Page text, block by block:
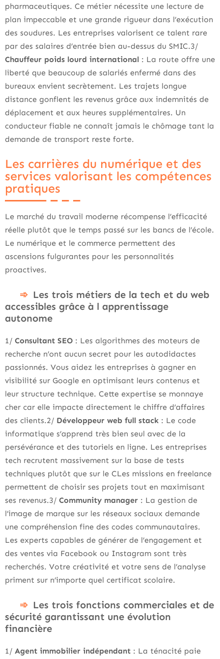
pharmaceutiques. Ce métier nécessite une lecture de
plan impeccable et une grande rigueur dans l’exécution
des soudures. Les entreprises valorisent ce talent rare
par des salaires d’entrée bien au-dessus du SMIC.3/
Chauffeur poids lourd international : La route offre une
liberté que beaucoup de salariés enfermé dans des
bureaux envient secrètement. Les trajets longue
distance gonflent les revenus grâce aux indemnités de
déplacement et aux heures supplémentaires. Un
conducteur fiable ne connaît jamais le chômage tant la
demande de transport reste forte.
Les carrières du numérique et des
services valorisant les compétences
pratiques
Le marché du travail moderne récompense l’efficacité
réelle plutôt que le temps passé sur les bancs de l’école.
Le numérique et le commerce permettent des
ascensions fulgurantes pour les personnalités
proactives.
Les trois métiers de la tech et du web
accessibles grâce à l apprentissage
autonome
1/ Consultant SEO : Les algorithmes des moteurs de
recherche n’ont aucun secret pour les autodidactes
passionnés. Vous aidez les entreprises à gagner en
visibilité sur Google en optimisant leurs contenus et
leur structure technique. Cette expertise se monnaye
cher car elle impacte directement le chiffre d’affaires
des clients.2/ Développeur web full stack : Le code
informatique s’apprend très bien seul avec de la
persévérance et des tutoriels en ligne. Les entreprises
tech recrutent massivement sur la base de tests
techniques plutôt que sur le CLes missions en freelance
permettent de choisir ses projets tout en maximisant
ses revenus.3/ Community manager : La gestion de
l’image de marque sur les réseaux sociaux demande
une compréhension fine des codes communautaires.
Les experts capables de générer de l’engagement et
des ventes via Facebook ou Instagram sont très
recherchés. Votre créativité et votre sens de l’analyse
priment sur n’importe quel certificat scolaire.
Les trois fonctions commerciales et de
sécurité garantissant une évolution
financière
1/ Agent immobilier indépendant : La ténacité paie